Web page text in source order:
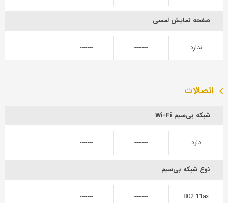
صفحه نمایش لمسی
ندارد -------
-------
اتصالات
شبکه بی‌سیم Wi-Fi
دارد -------
-------
نوع شبکه بی‌سیم
802.11ax
-------
-------